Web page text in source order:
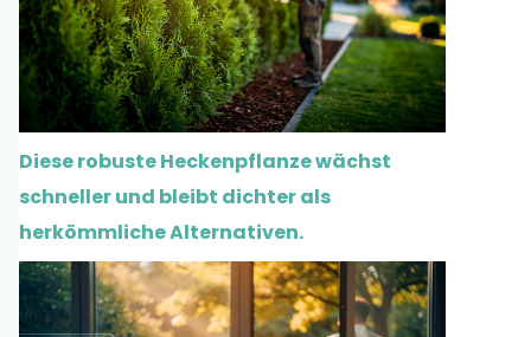
Diese robuste Heckenpflanze wächst
schneller und bleibt dichter als
herkömmliche Alternativen.